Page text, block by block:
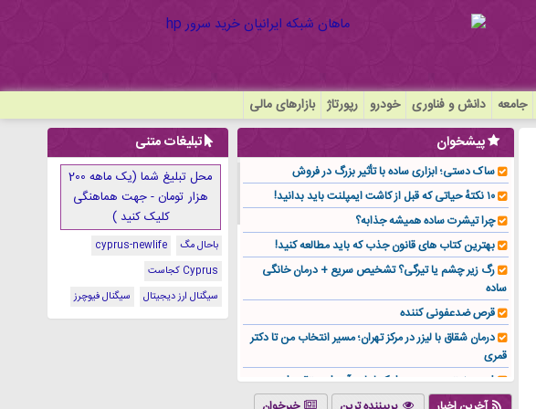
جامعه دانش و فناوری خودرو رپورتاژ بازارهای مالی
پیشخوان
ساک دستی؛ ابزاری ساده با تأثیر بزرگ در فروش
۱۰ نکتهٔ حیاتی که قبل از کاشت ایمپلنت باید بدانید!
چرا تیشرت ساده همیشه جذابه؟
بهترین کتاب های قانون جذب که باید مطالعه کنید!
رگ زیر چشم یا تیرگی؟ تشخیص سریع + درمان خانگی
ساده
قرص ضدعفونی کننده
درمان شقاق با لیزر در مرکز تهران؛ مسیر انتخاب من تا دکتر
قمری
فوم صنعتی چیست و از کجا باید آن را مستقیم از
تولیدکننده تهیه کرد؟
تبلیغات متنی
محل تبلیغ شما (یک ماهه 200
هزار تومان - جهت هماهنگی
کلیک کنید )
باحال مگ
cyprus-newlife
Cyprus کجاست
سیگنال ارز دیجیتال
سیگنال فیوچرز